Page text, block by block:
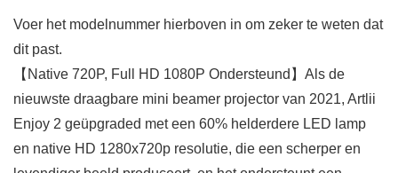
Voer het modelnummer hierboven in om zeker te weten dat
dit past.
【Native 720P, Full HD 1080P Ondersteund】Als de
nieuwste draagbare mini beamer projector van 2021, Artlii
Enjoy 2 geüpgraded met een 60% helderdere LED lamp
en native HD 1280x720p resolutie, die een scherper en